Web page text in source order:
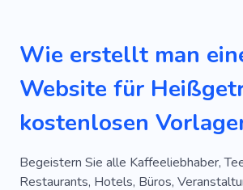
Frühstück
Latte Smoothie
Teekultur
Teezubereitung
Matcha-Degustation
Teetrinken
Käse
Vorspeisen
Wie erstellt man
Website für
kostenlosen
Begeistern Sie alle Kaffeeliebhaber,
Restaurants, Hotels, Büros,